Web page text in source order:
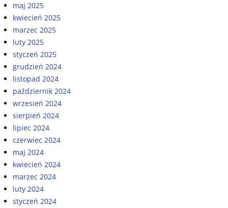
maj 2025
kwiecień 2025
marzec 2025
luty 2025
styczeń 2025
grudzień 2024
listopad 2024
październik 2024
wrzesień 2024
sierpień 2024
lipiec 2024
czerwiec 2024
maj 2024
kwiecień 2024
marzec 2024
luty 2024
styczeń 2024